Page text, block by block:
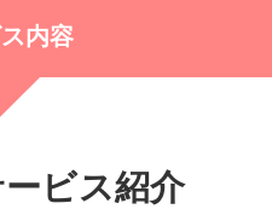
内容
ビス紹介